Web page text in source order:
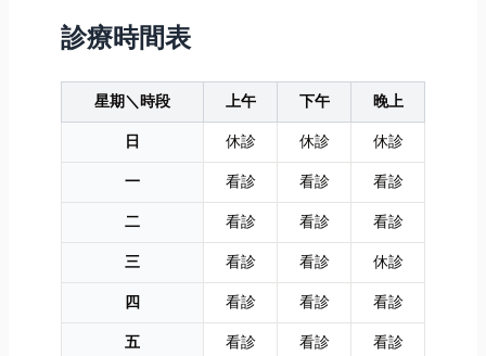
診療時間表
星期＼時段 上午 下午
晚上
日
休診 休診
休診
一
看診 看診
看診
二
看診 看診
看診
三
看診 看診
休診
四
看診 看診
看診
五
看診 看診
看診